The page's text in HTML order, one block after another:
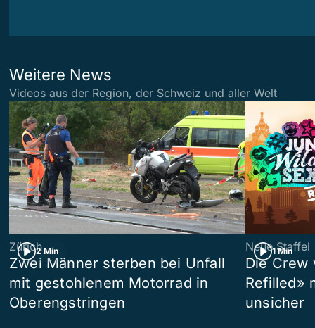
Weitere News
Videos aus der Region, der Schweiz und aller Welt
2 Min
Zürich
Zwei Männer sterben bei Unfall
mit gestohlenem Motorrad in
Oberengstringen
1 Min
Neue Staffel
Die Crew
Refilled»
unsicher